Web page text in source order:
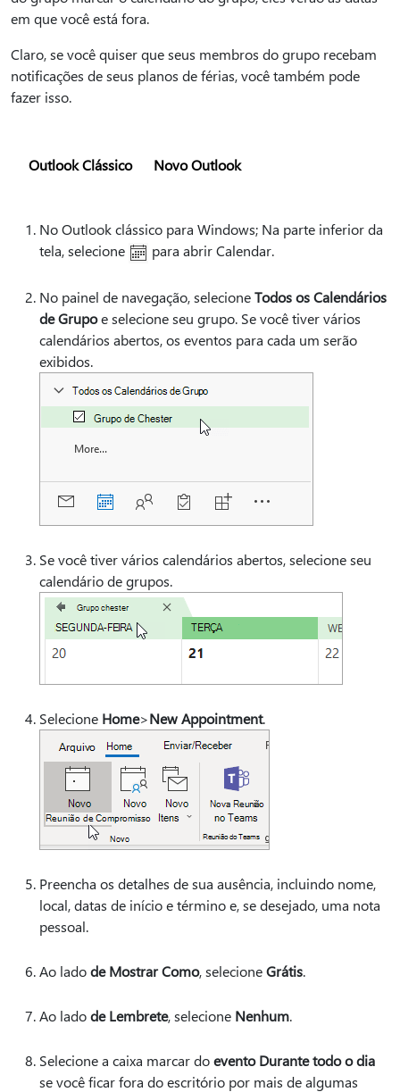
em que você está fora.
Claro, se você quiser que seus membros do grupo recebam
notificações de seus planos de férias, você também pode
fazer isso.
Outlook Clássico Novo Outlook
No Outlook clássico para Windows; Na parte inferior da
tela, selecione
para abrir Calendar.
No painel de navegação, selecioneTodos os Calendários
de Grupoe selecione seu grupo. Se você tiver vários
calendários abertos, os eventos para cada um serão
exibidos.
Se você tiver vários calendários abertos, selecione seu
calendário de grupos.
Selecione Home>New Appointment.
Preencha os detalhes de sua ausência, incluindo nome,
local, datas de início e término e, se desejado, uma nota
pessoal.
Ao ladode Mostrar Como, selecioneGrátis.
Ao ladode Lembrete, selecione Nenhum.
Selecione a caixa marcar doevento Durante todo o dia
se você ficar fora do escritório por mais de algumas